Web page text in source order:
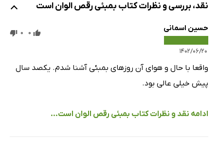
نقد، بررسی و نظرات کتاب بمبئی رقص الوان است
حسین اسمانی
۱۴۰۲/۰۶/۲۰
0
0
واقعا با حال و هوای آن روزهای بمبئی آشنا شدم. یکصد سال
پیش خیلی عالی بود.
ادامه نقد و نظرات کتاب بمبئی رقص الوان است...